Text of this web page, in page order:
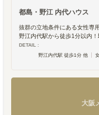
都島・野江 内代ハウス
抜群の立地条件にある女性専
野江内代駅から徒歩1分以内
DETAIL :
野江内代駅 徒歩1分 他
大阪